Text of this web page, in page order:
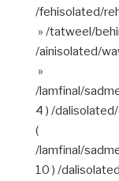
/fehisolated/
» /tatweel/
/ainisolated/
»
/lamfinal/
4 ) /
(
/lamfinal/
10 ) /